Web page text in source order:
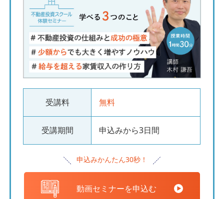
受講料 無料
受講期間 申込みから3日間
申込みかんたん30秒！
動画セミナーを申込む